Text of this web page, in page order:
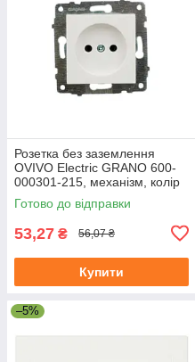
Розетка без заземлення
OVIVO Electric GRANO 600-
000301-215, механізм, колір
білий (без рамки)
Готово до відправки
53,27 ₴ 56,07 ₴
Купити
–5%